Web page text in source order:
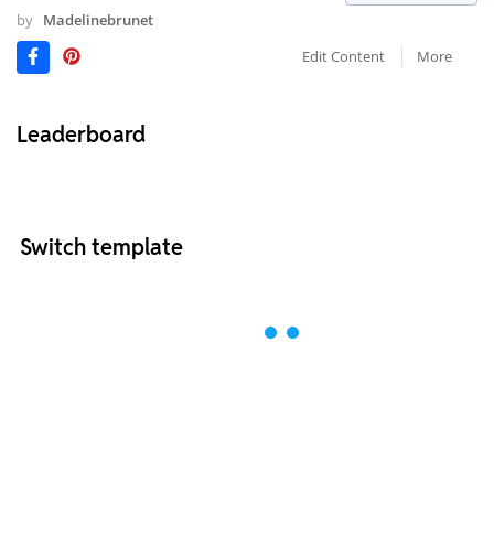
by Madelinebrunet
Edit Content
More
Leaderboard
Switch template